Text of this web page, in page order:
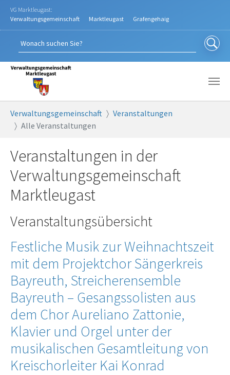
Zum Hauptinhalt springen
VG Marktleugast:
Verwaltungsgemeinschaft
Marktleugast Grafengehaig
Verwaltungsgemeinschaft
Veranstaltungen
Alle Veranstaltungen
Veranstaltungen in der
Verwaltungsgemeinschaft
Marktleugast
Veranstaltungsübersicht
Festliche Musik zur Weihnachtszeit
mit dem Projektchor Sängerkreis
Bayreuth, Streicherensemble
Bayreuth – Gesangssolisten aus
dem Chor Aureliano Zattonie,
Klavier und Orgel unter der
musikalischen Gesamtleitung von
Kreischorleiter Kai Konrad